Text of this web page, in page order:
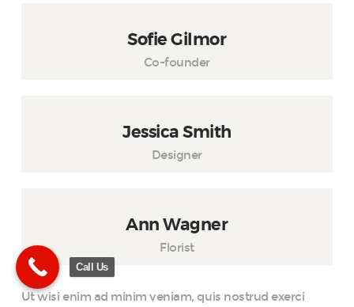
Sofie Gilmor
Co-founder
Jessica Smith
Designer
Ann Wagner
Florist
Ut wisi enim ad minim veniam, quis nostrud exerci
Call Us